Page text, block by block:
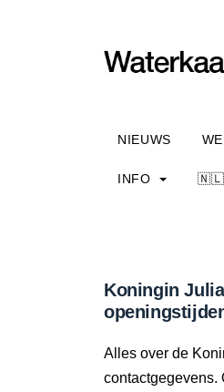
NIEUWS
INFO 🇳🇱
Koningin
Alles over de
contactgegevens.